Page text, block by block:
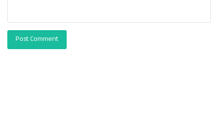
Post Comment